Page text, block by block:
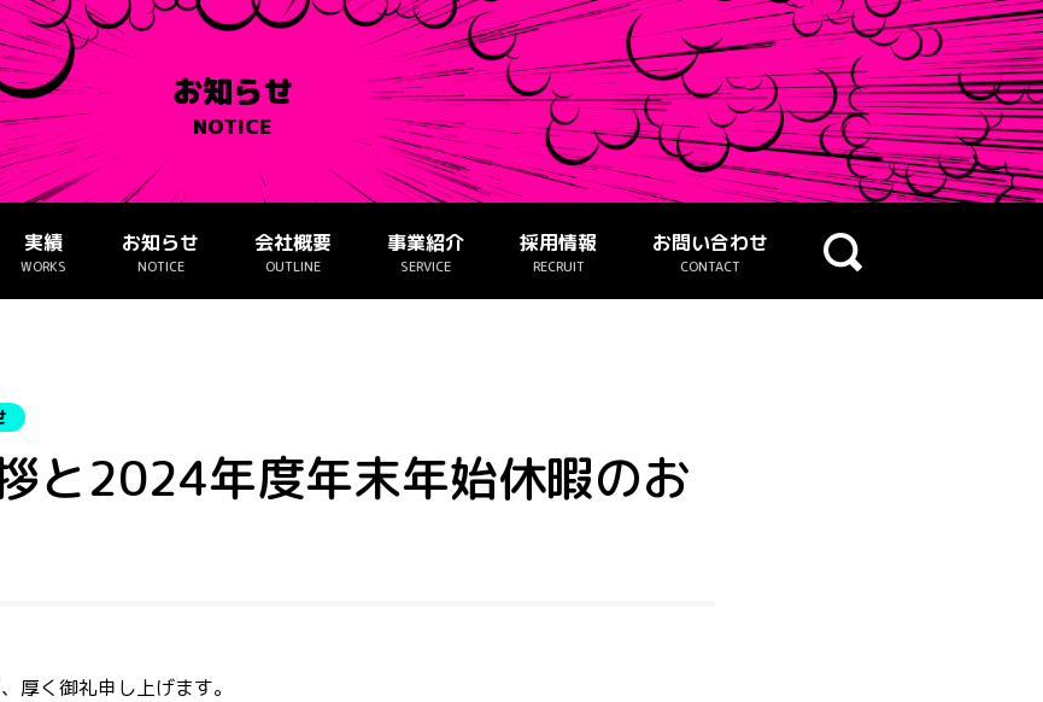
お知らせ
NOTICE
実績
WORKS
お知らせ
NOTICE
会社概要
OUTLINE
事業紹介
SERVICE
採用情報
RECRUIT
お問い合わせ
CONTACT
と2024年度年末年始休暇のお
厚く御礼申し上げます。